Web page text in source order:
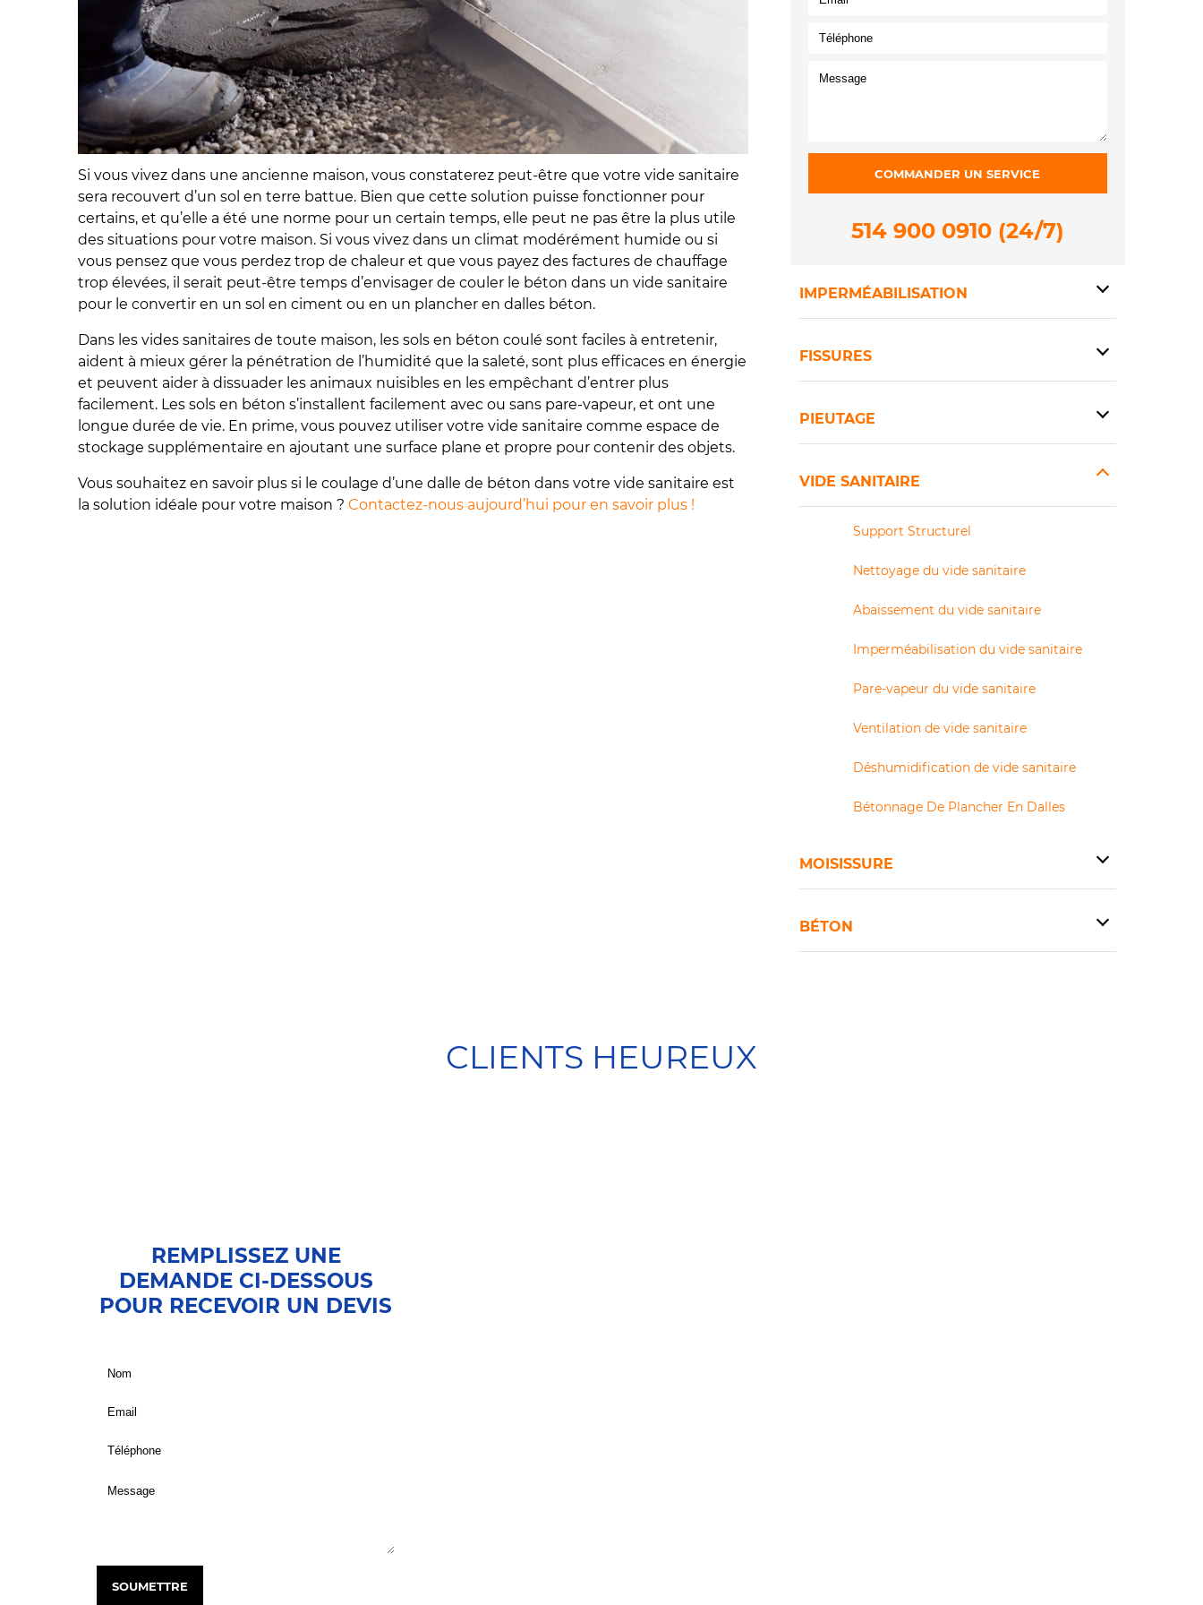
Si vous vivez dans une ancienne maison, vous constaterez peut-être que votre vide sanitaire
sera recouvert d’un sol en terre battue. Bien que cette solution puisse fonctionner pour
certains, et qu’elle a été une norme pour un certain temps, elle peut ne pas être la plus utile
des situations pour votre maison. Si vous vivez dans un climat modérément humide ou si
vous pensez que vous perdez trop de chaleur et que vous payez des factures de chauffage
trop élevées, il serait peut-être temps d’envisager de couler le béton dans un vide sanitaire
pour le convertir en un sol en ciment ou en un plancher en dalles béton.
Dans les vides sanitaires de toute maison, les sols en béton coulé sont faciles à entretenir,
aident à mieux gérer la pénétration de l’humidité que la saleté, sont plus efficaces en énergie
et peuvent aider à dissuader les animaux nuisibles en les empêchant d’entrer plus
facilement. Les sols en béton s’installent facilement avec ou sans pare-vapeur, et ont une
longue durée de vie. En prime, vous pouvez utiliser votre vide sanitaire comme espace de
stockage supplémentaire en ajoutant une surface plane et propre pour contenir des objets.
Vous souhaitez en savoir plus si le coulage d’une dalle de béton dans votre vide sanitaire est
la solution idéale pour votre maison ? Contactez-nous aujourd’hui pour en savoir plus !
514 900 0910 (24/7)
IMPERMÉABILISATION
FISSURES
PIEUTAGE
VIDE SANITAIRE
Support Structurel
Nettoyage du vide sanitaire
Abaissement du vide sanitaire
Imperméabilisation du vide sanitaire
Pare-vapeur du vide sanitaire
Ventilation de vide sanitaire
Déshumidification de vide sanitaire
Bétonnage De Plancher En Dalles
MOISISSURE
BÉTON
CLIENTS HEUREUX
REMPLISSEZ UNE
DEMANDE CI-DESSOUS
POUR RECEVOIR UN DEVIS